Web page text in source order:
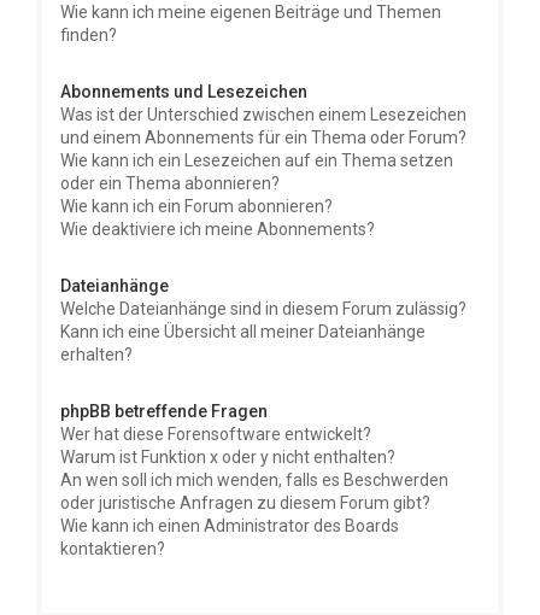
Wie kann ich meine eigenen Beiträge und Themen
finden?
Abonnements und Lesezeichen
Was ist der Unterschied zwischen einem Lesezeichen
und einem Abonnements für ein Thema oder Forum?
Wie kann ich ein Lesezeichen auf ein Thema setzen
oder ein Thema abonnieren?
Wie kann ich ein Forum abonnieren?
Wie deaktiviere ich meine Abonnements?
Dateianhänge
Welche Dateianhänge sind in diesem Forum zulässig?
Kann ich eine Übersicht all meiner Dateianhänge
erhalten?
phpBB betreffende Fragen
Wer hat diese Forensoftware entwickelt?
Warum ist Funktion x oder y nicht enthalten?
An wen soll ich mich wenden, falls es Beschwerden
oder juristische Anfragen zu diesem Forum gibt?
Wie kann ich einen Administrator des Boards
kontaktieren?